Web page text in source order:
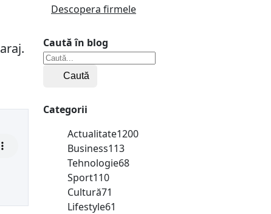
Descopera firmele
Caută în blog
Caută
Categorii
Actualitate1200
Business113
Tehnologie68
Sport110
Cultură71
Lifestyle61